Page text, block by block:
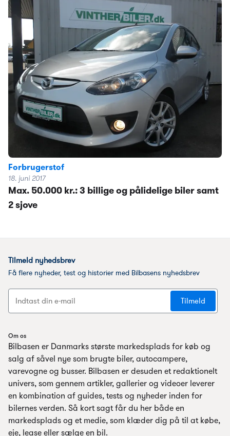
Forbrugerstof
18. juni 2017
Max. 50.000 kr.: 3 billige og pålidelige biler samt
2 sjove
Om os
Bilbasen er Danmarks største markedsplads for køb og
salg af såvel nye som brugte biler, autocampere,
varevogne og busser. Bilbasen er desuden et redaktionelt
univers, som gennem artikler, gallerier og videoer leverer
en kombination af guides, tests og nyheder inden for
bilernes verden. Så kort sagt får du her både en
markedsplads og et medie, som klæder dig på til at købe,
eje, lease eller sælge en bil.